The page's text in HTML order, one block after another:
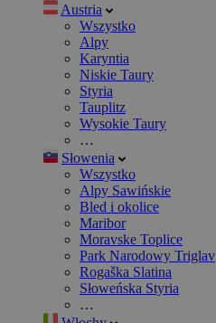
Austria
Wszystko
Alpy
Karyntia
Niskie Taury
Styria
Tauplitz
Wysokie Taury
…
Słowenia
Wszystko
Alpy Sawińskie
Bled i okolice
Maribor
Moravske Toplice
Park Narodowy Triglav
Rogaška Slatina
Słoweńska Styria
…